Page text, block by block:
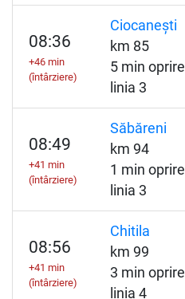
08:36
+46 min
(întârziere)
Ciocanești
km 85
5 min oprire
linia 3
08:49
+41 min
(întârziere)
Săbăreni
km 94
1 min oprire
linia 3
08:56
+41 min
(întârziere)
Chitila
km 99
3 min oprire
linia 4